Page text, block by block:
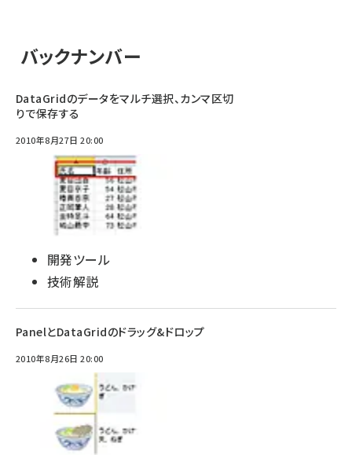
バックナンバー
DataGridのデータをマルチ選択、カンマ区切
りで保存する
2010年8月27日 20:00
開発ツール
技術解説
PanelとDataGridのドラッグ&ドロップ
2010年8月26日 20:00